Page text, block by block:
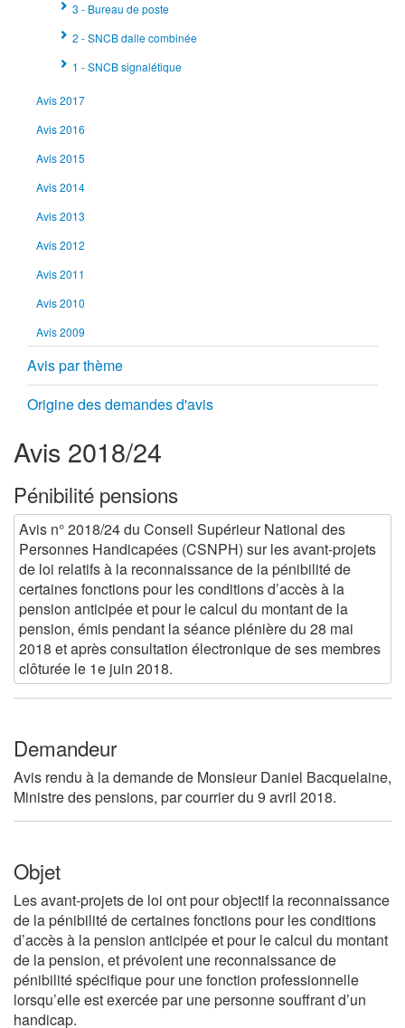
3 - Bureau de poste
2 - SNCB dalle combinée
1 - SNCB signalétique
Avis 2017
Avis 2016
Avis 2015
Avis 2014
Avis 2013
Avis 2012
Avis 2011
Avis 2010
Avis 2009
Avis par thème
Origine des demandes d'avis
Avis 2018/24
Pénibilité pensions
Avis n° 2018/24 du Conseil Supérieur National des
Personnes Handicapées (CSNPH) sur les avant-projets
de loi relatifs à la reconnaissance de la pénibilité de
certaines fonctions pour les conditions d’accès à la
pension anticipée et pour le calcul du montant de la
pension, émis pendant la séance plénière du 28 mai
2018 et après consultation électronique de ses membres
clôturée le 1e juin 2018.
Demandeur
Avis rendu à la demande de Monsieur Daniel Bacquelaine,
Ministre des pensions, par courrier du 9 avril 2018.
Objet
Les avant-projets de loi ont pour objectif la reconnaissance
de la pénibilité de certaines fonctions pour les conditions
d’accès à la pension anticipée et pour le calcul du montant
de la pension, et prévoient une reconnaissance de
pénibilité spécifique pour une fonction professionnelle
lorsqu’elle est exercée par une personne souffrant d’un
handicap.